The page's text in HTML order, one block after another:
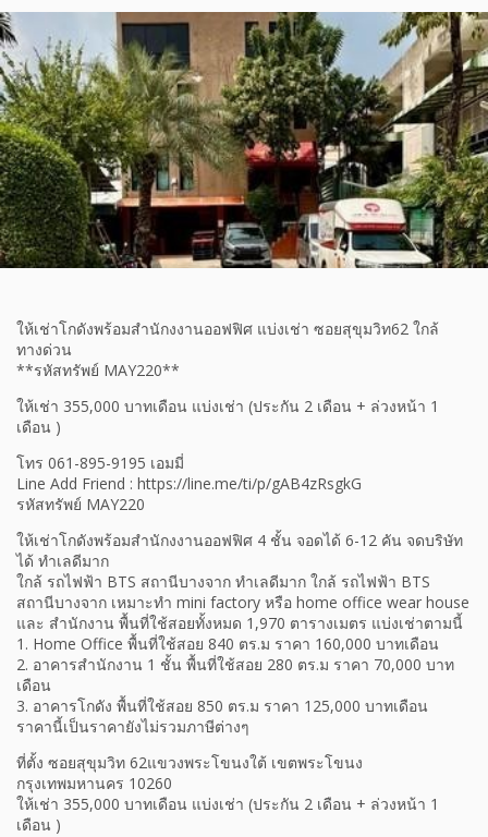
ให้เช่าโกดังพร้อมสำนักงงานออฟฟิศ แบ่งเช่า ซอยสุขุมวิท62 ใกล้
ทางด่วน
**รหัสทรัพย์ MAY220**
ให้เช่า 355,000 บาทเดือน แบ่งเช่า (ประกัน 2 เดือน + ล่วงหน้า 1
เดือน )
โทร 061-895-9195 เอมมี่
Line Add Friend : https://line.me/ti/p/gAB4zRsgkG
รหัสทรัพย์ MAY220
ให้เช่าโกดังพร้อมสำนักงงานออฟฟิศ 4 ชั้น จอดได้ 6-12 คัน จดบริษัท
ได้ ทำเลดีมาก
ใกล้ รถไฟฟ้า BTS สถานีบางจาก ทำเลดีมาก ใกล้ รถไฟฟ้า BTS
สถานีบางจาก เหมาะทำ mini factory หรือ home office wear house
และ สำนักงาน พื้นที่ใช้สอยทั้งหมด 1,970 ตารางเมตร แบ่งเช่าตามนี้
1. Home Office พื้นที่ใช้สอย 840 ตร.ม ราคา 160,000 บาทเดือน
2. อาคารสำนักงาน 1 ชั้น พื้นที่ใช้สอย 280 ตร.ม ราคา 70,000 บาท
เดือน
3. อาคารโกดัง พื้นที่ใช้สอย 850 ตร.ม ราคา 125,000 บาทเดือน
ราคานี้เป็นราคายังไม่รวมภาษีต่างๆ
ที่ตั้ง ซอยสุขุมวิท 62แขวงพระโขนงใต้ เขตพระโขนง
กรุงเทพมหานคร 10260
ให้เช่า 355,000 บาทเดือน แบ่งเช่า (ประกัน 2 เดือน + ล่วงหน้า 1
เดือน )